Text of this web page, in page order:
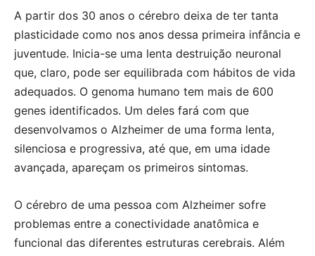
A partir dos 30 anos o cérebro deixa de ter tanta
plasticidade como nos anos dessa primeira infância e
juventude. Inicia-se uma lenta destruição neuronal
que, claro, pode ser equilibrada com hábitos de vida
adequados. O genoma humano tem mais de 600
genes identificados. Um deles fará com que
desenvolvamos o Alzheimer de uma forma lenta,
silenciosa e progressiva, até que, em uma idade
avançada, apareçam os primeiros sintomas.
O cérebro de uma pessoa com Alzheimer sofre
problemas entre a conectividade anatômica e
funcional das diferentes estruturas cerebrais. Além